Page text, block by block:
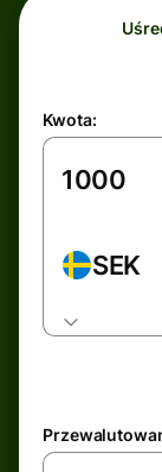
Kwota:
SEK